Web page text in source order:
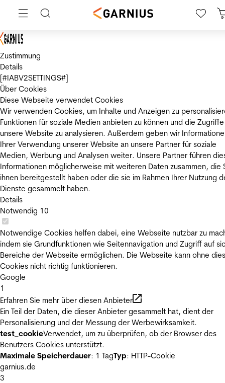
Zustimmung
Details
[#IABV2SETTINGS#]
Über Cookies
Diese Webseite verwendet Cookies
Wir verwenden Cookies, um Inhalte und Anzeigen zu
Funktionen für soziale Medien anbieten zu können und die
unsere Website zu analysieren. Außerdem geben wir
Ihrer Verwendung unserer Website an unsere Partner für soziale
Medien, Werbung und Analysen weiter. Unsere Partner führen
Informationen möglicherweise mit weiteren Daten zusammen, die
ihnen bereitgestellt haben oder die sie im Rahmen Ihrer Nutzung
Dienste gesammelt haben.
Details
Notwendig 10
Notwendige Cookies helfen dabei, eine Webseite nutzbar zu
indem sie Grundfunktionen wie Seitennavigation und Zugriff auf
Bereiche der Webseite ermöglichen. Die Webseite kann ohne
Cookies nicht richtig funktionieren.
Google
1
Erfahren Sie mehr über diesen Anbieter
Ein Teil der Daten, die dieser Anbieter gesammelt hat, dient der
Personalisierung und der Messung der Werbewirksamkeit.
test_cookieVerwendet, um zu überprüfen, ob der Browser des
Benutzers Cookies unterstützt.
Maximale Speicherdauer: 1 TagTyp: HTTP-Cookie
garnius.de
3